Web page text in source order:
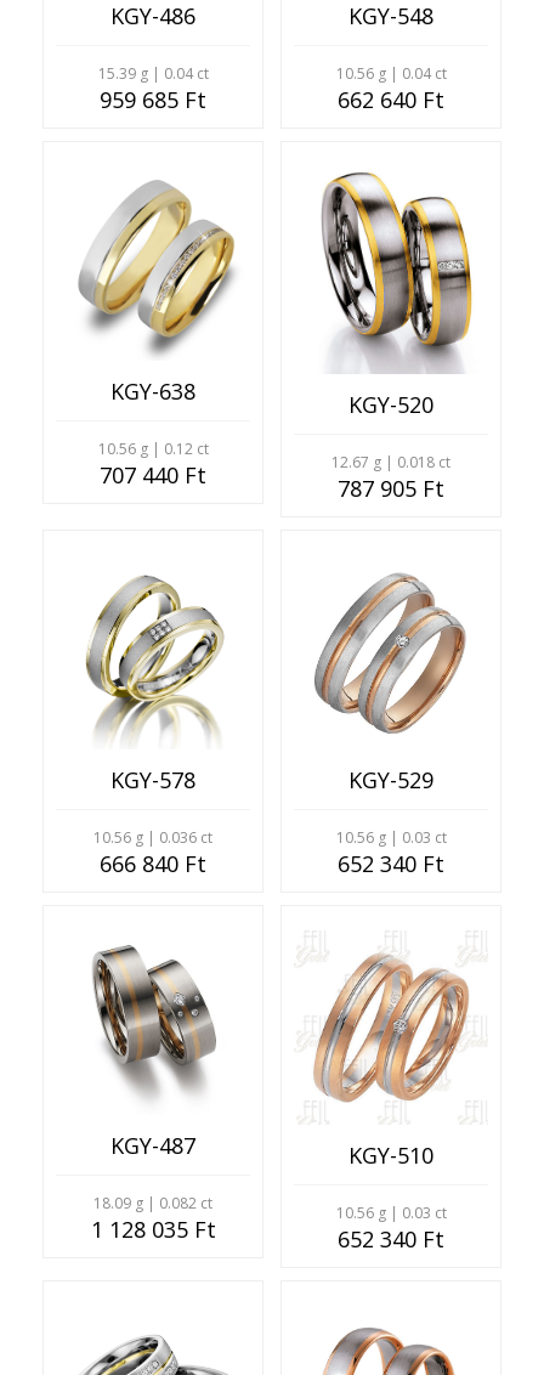
KGY-486
15.39 g | 0.04 ct
959 685 Ft
KGY-548
10.56 g | 0.04 ct
662 640 Ft
KGY-638
10.56 g | 0.12 ct
707 440 Ft
KGY-520
12.67 g | 0.018 ct
787 905 Ft
KGY-578
10.56 g | 0.036 ct
666 840 Ft
KGY-529
10.56 g | 0.03 ct
652 340 Ft
KGY-487
18.09 g | 0.082 ct
1 128 035 Ft
KGY-510
10.56 g | 0.03 ct
652 340 Ft